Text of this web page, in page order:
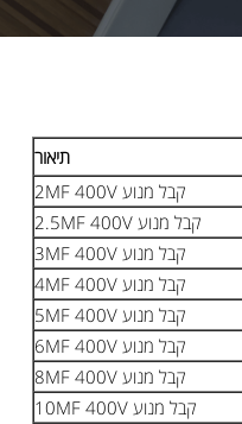
תיאור
קבל מנוע 2MF 400V
קבל מנוע 2.5MF 400V
קבל מנוע 3MF 400V
קבל מנוע 4MF 400V
קבל מנוע 5MF 400V
קבל מנוע 6MF 400V
קבל מנוע 8MF 400V
קבל מנוע 10MF 400V